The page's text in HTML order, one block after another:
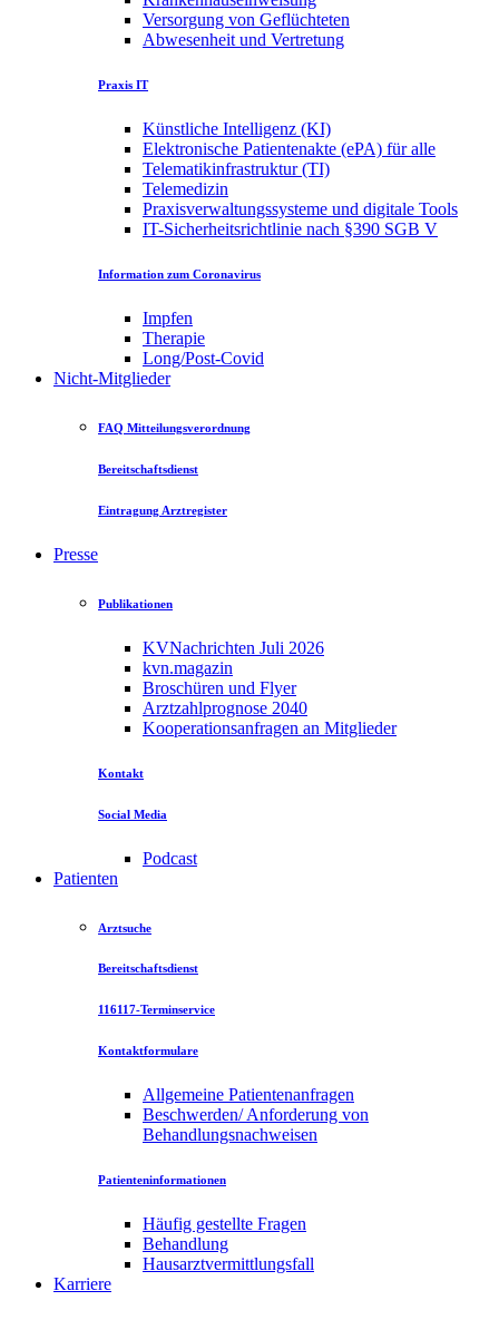
Versorgung von Geflüchteten
Abwesenheit und Vertretung
Praxis IT
Künstliche Intelligenz (KI)
Elektronische Patientenakte (ePA) für alle
Telematikinfrastruktur (TI)
Telemedizin
Praxisverwaltungssysteme und digitale Tools
IT-Sicherheitsrichtlinie nach §390 SGB V
Information zum Coronavirus
Impfen
Therapie
Long/Post-Covid
Nicht-Mitglieder
FAQ Mitteilungsverordnung
Bereitschaftsdienst
Eintragung Arztregister
Presse
Publikationen
KVNachrichten Juli 2026
kvn.magazin
Broschüren und Flyer
Arztzahlprognose 2040
Kooperationsanfragen an Mitglieder
Kontakt
Social Media
Podcast
Patienten
Arztsuche
Bereitschaftsdienst
116117-Terminservice
Kontaktformulare
Allgemeine Patientenanfragen
Beschwerden/ Anforderung von
Behandlungsnachweisen
Patienteninformationen
Häufig gestellte Fragen
Behandlung
Hausarztvermittlungsfall
Karriere